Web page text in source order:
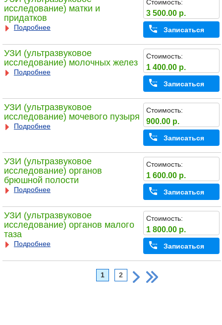
исследование) матки и
придатков
Подробнее
Стоимость:
3 500.00 р.
Записаться
УЗИ (ультразвуковое
исследование) молочных желез
Подробнее
Стоимость:
1 400.00 р.
Записаться
УЗИ (ультразвуковое
исследование) мочевого пузыря
Подробнее
Стоимость:
900.00 р.
Записаться
УЗИ (ультразвуковое
исследование) органов
брюшной полости
Подробнее
Стоимость:
1 600.00 р.
Записаться
УЗИ (ультразвуковое
исследование) органов малого
таза
Подробнее
Стоимость:
1 800.00 р.
Записаться
1 2